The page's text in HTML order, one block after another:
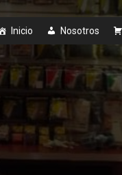
Inicio Nosotros